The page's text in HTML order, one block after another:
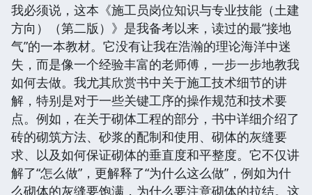
我必须说，这本《施工员岗位知识与专业技能（土建
方向）（第二版）》是我备考以来，读过的最“接地
气”的一本教材。它没有让我在浩瀚的理论海洋中迷
失，而是像一个经验丰富的老师傅，一步一步地教我
如何去做。我尤其欣赏书中关于施工技术细节的讲
解，特别是对于一些关键工序的操作规范和技术要
点。例如，在关于砌体工程的部分，书中详细介绍了
砖的砌筑方法、砂浆的配制和使用、砌体的灰缝要
求、以及如何保证砌体的垂直度和平整度。它不仅讲
解了“怎么做”，更解释了“为什么这么做”，例如为什
么砌体的灰缝要饱满，为什么要注意砌体的拉结。这